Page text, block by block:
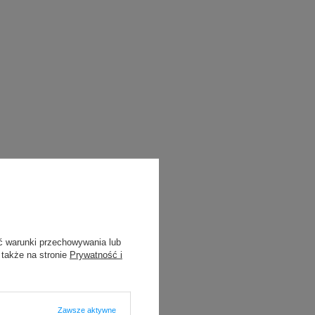
warunki przechowywania lub
na stronie Prywatność i
Zawsze aktywne